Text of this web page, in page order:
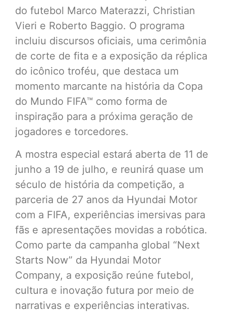
do futebol Marco Materazzi, Christian
Vieri e Roberto Baggio. O programa
incluiu discursos oficiais, uma cerimônia
de corte de fita e a exposição da réplica
do icônico troféu, que destaca um
momento marcante na história da Copa
do Mundo FIFA™ como forma de
inspiração para a próxima geração de
jogadores e torcedores.
A mostra especial estará aberta de 11 de
junho a 19 de julho, e reunirá quase um
século de história da competição, a
parceria de 27 anos da Hyundai Motor
com a FIFA, experiências imersivas para
fãs e apresentações movidas a robótica.
Como parte da campanha global “Next
Starts Now” da Hyundai Motor
Company, a exposição reúne futebol,
cultura e inovação futura por meio de
narrativas e experiências interativas.